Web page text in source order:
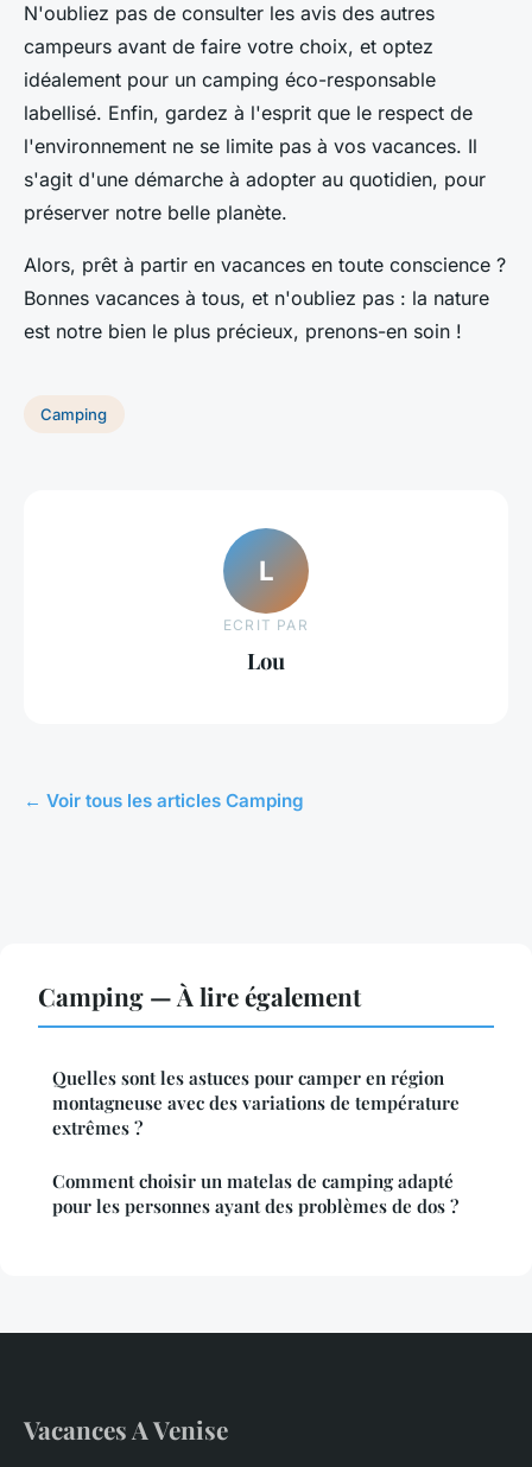
N'oubliez pas de consulter les avis des autres
campeurs avant de faire votre choix, et optez
idéalement pour un camping éco-responsable
labellisé. Enfin, gardez à l'esprit que le respect de
l'environnement ne se limite pas à vos vacances. Il
s'agit d'une démarche à adopter au quotidien, pour
préserver notre belle planète.
Alors, prêt à partir en vacances en toute conscience ?
Bonnes vacances à tous, et n'oubliez pas : la nature
est notre bien le plus précieux, prenons-en soin !
Camping
L
ECRIT PAR
Lou
← Voir tous les articles Camping
Camping — À lire également
Quelles sont les astuces pour camper en région
montagneuse avec des variations de température
extrêmes ?
Comment choisir un matelas de camping adapté
pour les personnes ayant des problèmes de dos ?
Vacances A Venise